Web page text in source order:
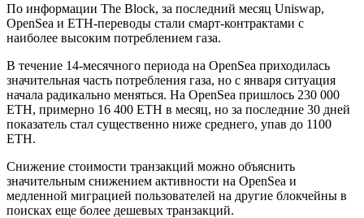
По информации The Block, за последний месяц Uniswap,
OpenSea и ETH-переводы стали смарт-контрактами с
наиболее высоким потреблением газа.
В течение 14-месячного периода на OpenSea приходилась
значительная часть потребления газа, но с января ситуация
начала радикально меняться. На OpenSea пришлось 230 000
ETH, примерно 16 400 ETH в месяц, но за последние 30 дней
показатель стал существенно ниже среднего, упав до 1100
ETH.
Снижение стоимости транзакций можно объяснить
значительным снижением активности на OpenSea и
медленной миграцией пользователей на другие блокчейны в
поисках еще более дешевых транзакций.